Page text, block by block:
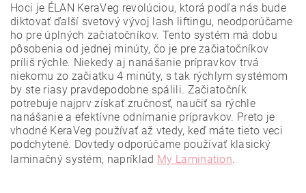
Hoci je ÉLAN KeraVeg revolúciou, ktorá podľa nás bude
diktovať ďalší svetový vývoj lash liftingu, neodporúčame
ho pre úplných začiatočníkov. Tento systém má dobu
pôsobenia od jednej minúty, čo je pre začiatočníkov
príliš rýchle. Niekedy aj nanášanie prípravkov trvá
niekomu zo začiatku 4 minúty, s tak rýchlym systémom
by ste riasy pravdepodobne spálili. Začiatočník
potrebuje najprv získať zručnosť, naučiť sa rýchle
nanášanie a efektívne odnímanie prípravkov. Preto je
vhodné KeraVeg používať až vtedy, keď máte tieto veci
podchytené. Dovtedy odporúčame používať klasický
laminačný systém, napríklad My Lamination.